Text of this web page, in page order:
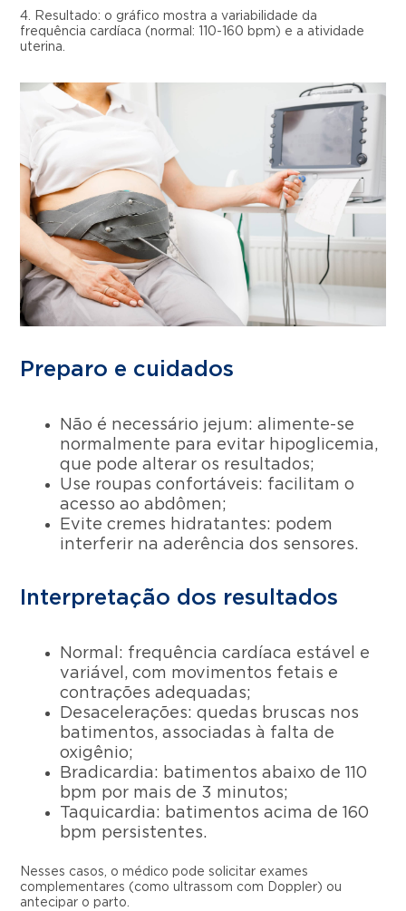
4. Resultado: o gráfico mostra a variabilidade da
frequência cardíaca (normal: 110-160 bpm) e a atividade
uterina.
Preparo e cuidados
Não é necessário jejum: alimente-se
normalmente para evitar hipoglicemia,
que pode alterar os resultados;
Use roupas confortáveis: facilitam o
acesso ao abdômen;
Evite cremes hidratantes: podem
interferir na aderência dos sensores.
Interpretação dos resultados
Normal: frequência cardíaca estável e
variável, com movimentos fetais e
contrações adequadas;
Desacelerações: quedas bruscas nos
batimentos, associadas à falta de
oxigênio;
Bradicardia: batimentos abaixo de 110
bpm por mais de 3 minutos;
Taquicardia: batimentos acima de 160
bpm persistentes.
Nesses casos, o médico pode solicitar exames
complementares (como ultrassom com Doppler) ou
antecipar o parto.